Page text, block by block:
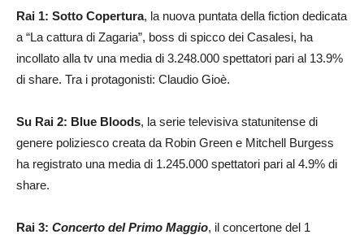
Rai 1: Sotto Copertura, la nuova puntata della fiction dedicata
a “La cattura di Zagaria”, boss di spicco dei Casalesi, ha
incollato alla tv una media di 3.248.000 spettatori pari al 13.9%
di share. Tra i protagonisti: Claudio Gioè.
Su Rai 2: Blue Bloods, la serie televisiva statunitense di
genere poliziesco creata da Robin Green e Mitchell Burgess
ha registrato una media di 1.245.000 spettatori pari al 4.9% di
share.
Rai 3: Concerto del Primo Maggio, il concertone del 1